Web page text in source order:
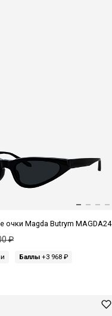
очки Magda Butrym MAGDA24
₽
Баллы +3 968 ₽